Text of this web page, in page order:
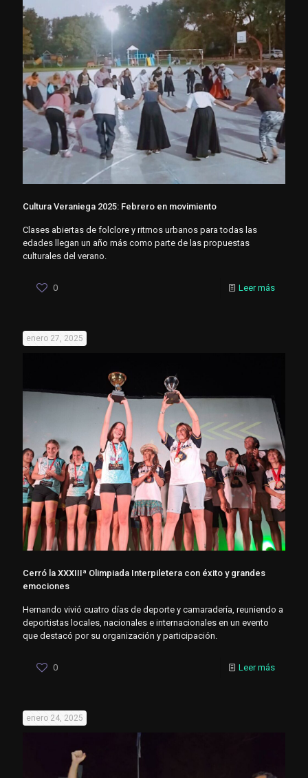
Cultura Veraniega 2025: Febrero en movimiento
Clases abiertas de folclore y ritmos urbanos para todas las
edades llegan un año más como parte de las propuestas
culturales del verano.
0 Leer más
enero 27, 2025
Cerró la XXXIIIª Olimpiada Interpiletera con éxito y grandes
emociones
Hernando vivió cuatro días de deporte y camaradería, reuniendo a
deportistas locales, nacionales e internacionales en un evento
que destacó por su organización y participación.
0 Leer más
enero 24, 2025